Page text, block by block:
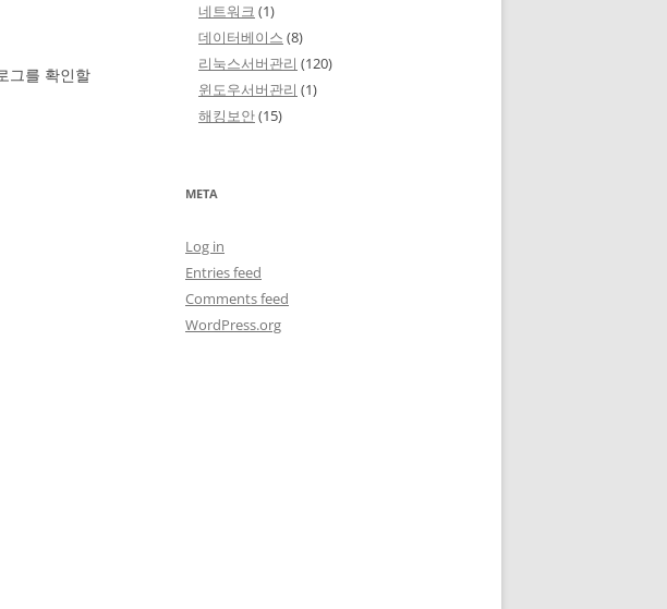
그를 확인할
네트워크 (1)
데이터베이스 (8)
리눅스서버관리 (120)
윈도우서버관리 (1)
해킹보안(15)
META
Log in
Entries feed
Comments feed
WordPress.org